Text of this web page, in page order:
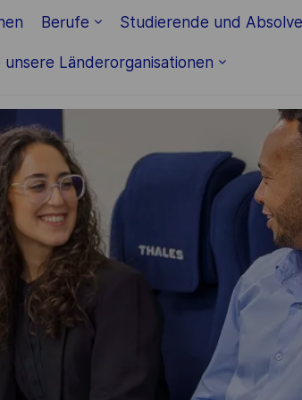
Berufe Studierende und
Länderorganisationen